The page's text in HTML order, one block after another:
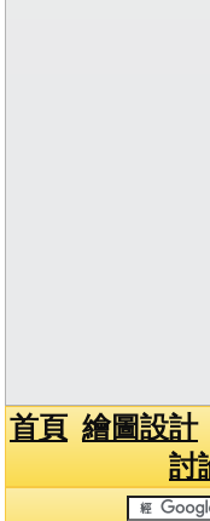
首頁 繪圖設計
討